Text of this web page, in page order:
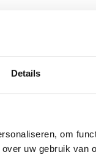
Details
om
uw gebruik van
politie en
die te